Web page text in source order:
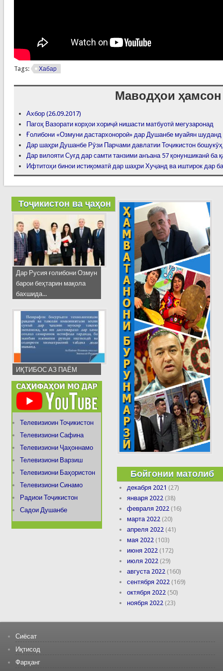
Tags: Хабар
Маводҳои ҳамсон
Ахбор (26.09.2017)
Пагоҳ Вазорати корҳои хориҷӣ нишасти матбуотӣ мегузаронад
Ғолибони «Озмуни дастархонороӣ» дар Душанбе муайян шуданд
Дар шаҳри Душанбе Рӯзи Парчами давлатии Тоҷикистон
Дар вилояти Суғд дар самти танзими анъана 57 қонуншиканӣ ба
Ифтитоҳи бинои истиқоматӣ дар шаҳри Хуҷанд ва иштирок дар
Тоҷикистон ва ҷаҳон
Дар Русия ғолибони Озмун
барои беҳтарин мақола
бахшида...
ИҚТИБОС АЗ ПАЁМ
Телевизиоин Тоҷикистон
Телевизиони Сафина
Телевизиони Ҷаҳоннамо
Телевизиони Варзиш
Телевизиони Баҳористон
Телевизиони Синамо
Радиои Тоҷикистон
Садои Душанбе
Бойгонии матолиб
декабря 2021 (27)
января 2022 (38)
февраля 2022 (16)
марта 2022 (20)
апреля 2022 (41)
мая 2022 (103)
июня 2022 (172)
июля 2022 (29)
августа 2022 (160)
сентября 2022 (169)
октября 2022 (50)
ноября 2022 (23)
Сиёсат
Иқтисод
Фарҳанг